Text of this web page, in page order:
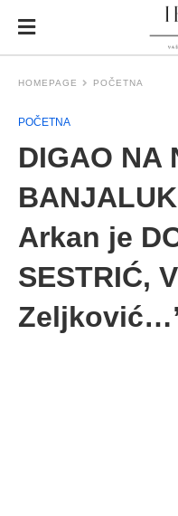
HOMEPAGE POČETNA
POČETNA
DIGAO NA
Arkan je
SESTRIĆ,